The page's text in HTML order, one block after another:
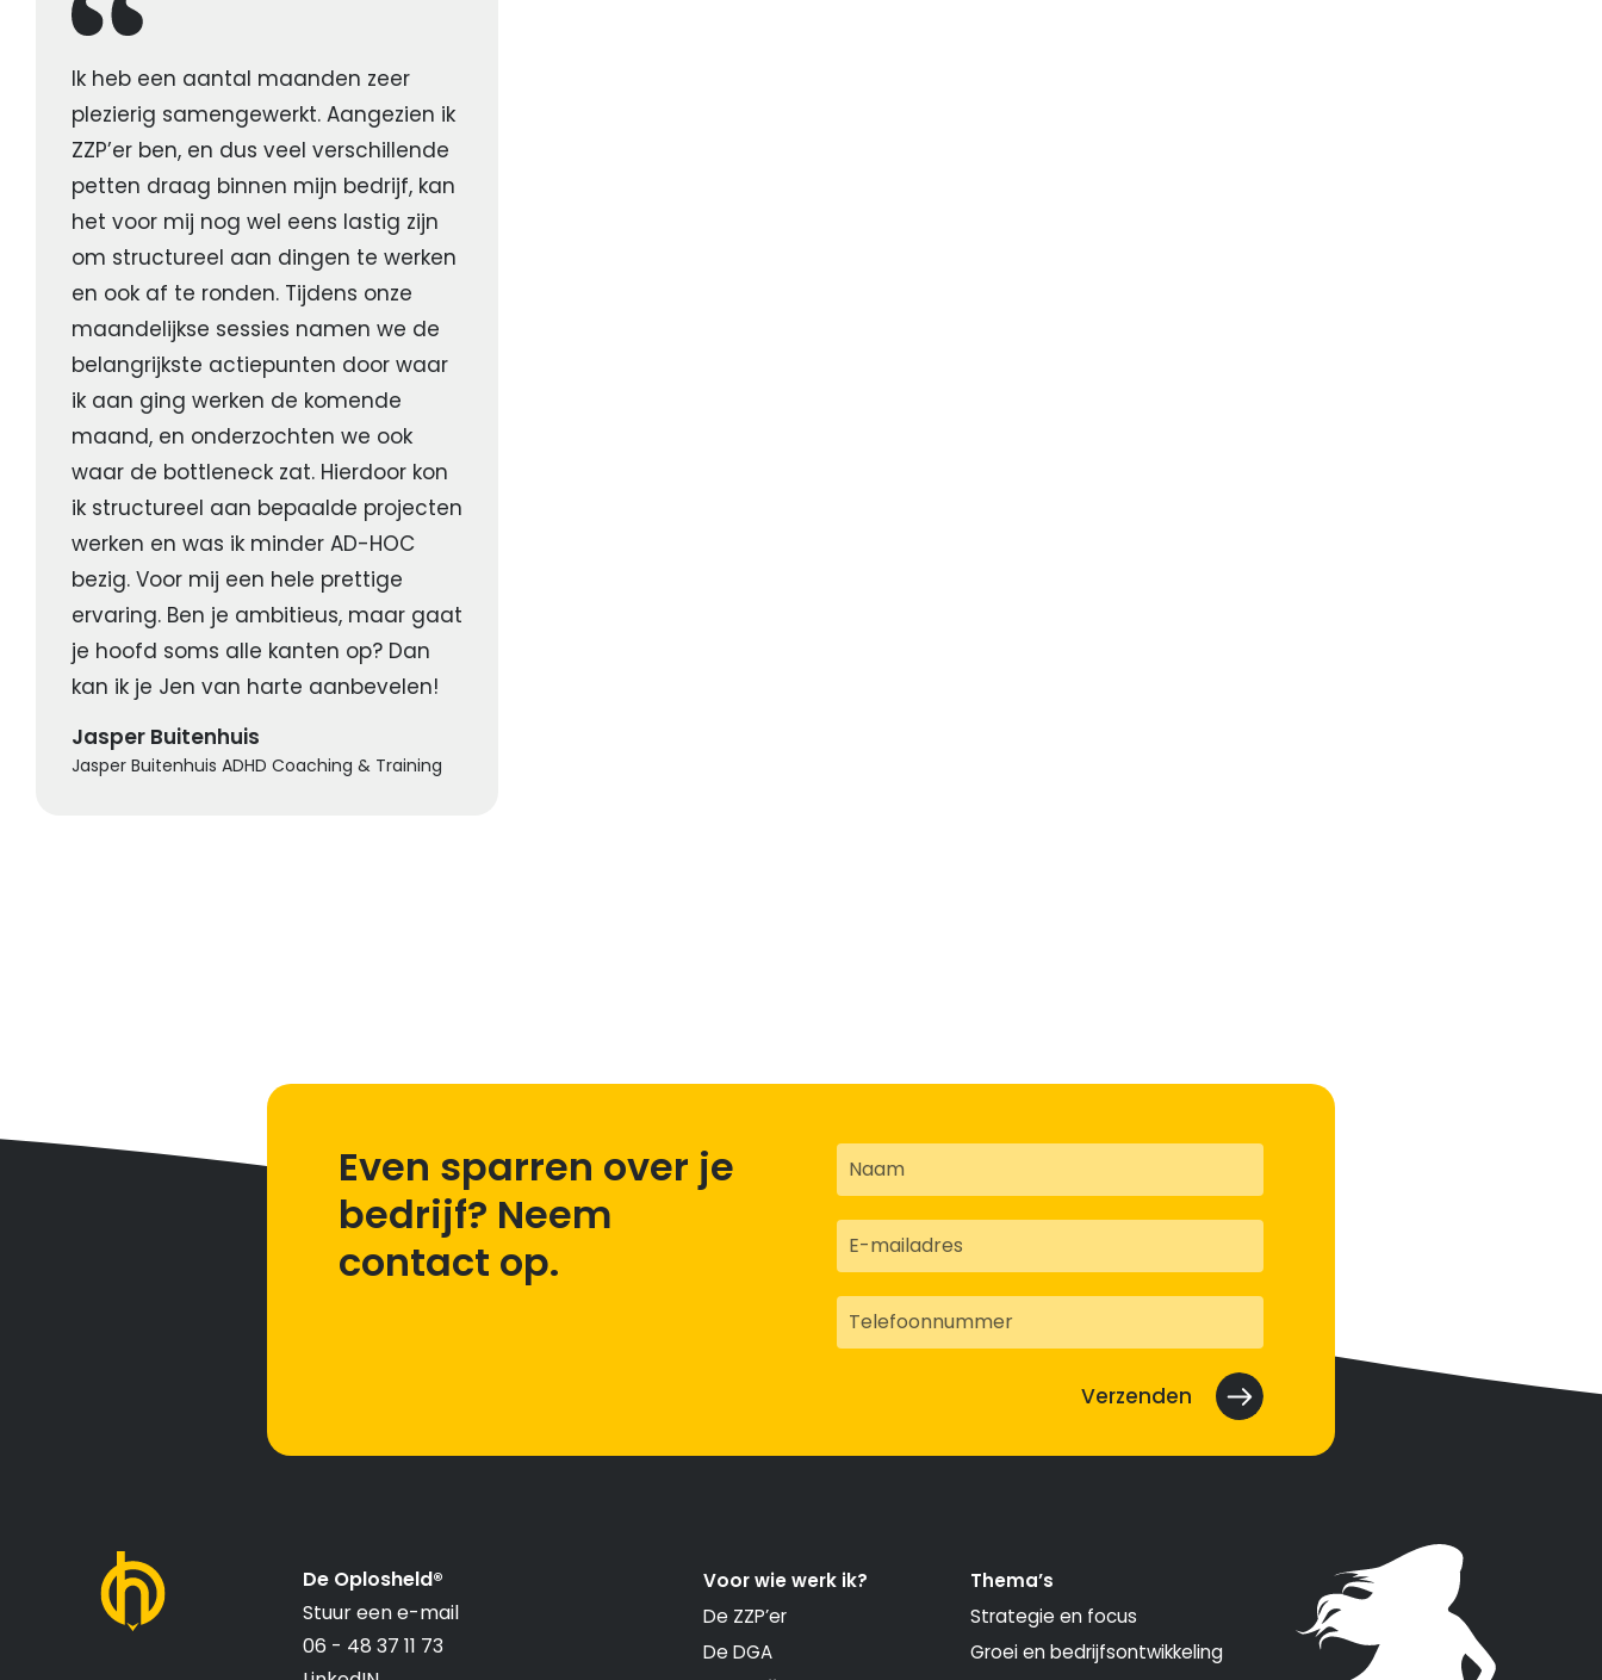
Ik heb een aantal maanden zeer
plezierig samengewerkt. Aangezien ik
ZZP’er ben, en dus veel verschillende
petten draag binnen mijn bedrijf, kan
het voor mij nog wel eens lastig zijn
om structureel aan dingen te werken
en ook af te ronden. Tijdens onze
maandelijkse sessies namen we de
belangrijkste actiepunten door waar
ik aan ging werken de komende
maand, en onderzochten we ook
waar de bottleneck zat. Hierdoor kon
ik structureel aan bepaalde projecten
werken en was ik minder AD-HOC
bezig. Voor mij een hele prettige
ervaring. Ben je ambitieus, maar gaat
je hoofd soms alle kanten op? Dan
kan ik je Jen van harte aanbevelen!
Jasper Buitenhuis
Jasper Buitenhuis ADHD Coaching & Training
Even sparren over je
bedrijf? Neem
contact op.
De Oplosheld®
Stuur een e-mail
06 - 48 37 11 73
Voor wie werk ik?
De ZZP’er
De DGA
Thema’s
Strategie en focus
Groei en bedrijfsontwikkeling